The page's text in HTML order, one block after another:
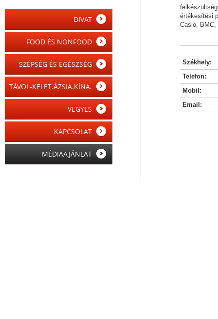
értékesítési
Casio, BMC,
Székhely:
Telefon:
Mobil:
Email:
DIVAT
FOOD ÉS NONFOOD
SZÉPSÉG ÉS EGÉSZSÉG
TÁVOL-KELET.ÁZSIA.KÍNA.
VEGYES
KAPCSOLAT
MÉDIAAJÁNLAT